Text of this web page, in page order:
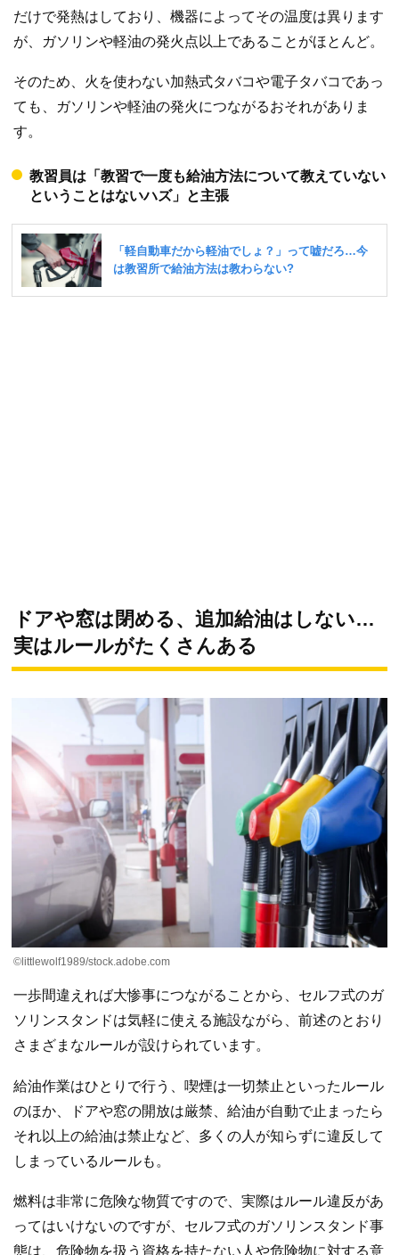
だけで発熱はしており、機器によってその温度は異ります
が、ガソリンや軽油の発火点以上であることがほとんど。
そのため、火を使わない加熱式タバコや電子タバコであっ
ても、ガソリンや軽油の発火につながるおそれがありま
す。
教習員は「教習で一度も給油方法について教えていない
ということはないハズ」と主張
ドアや窓は閉める、追加給油はしない…
実はルールがたくさんある
©littlewolf1989/stock.adobe.com
一歩間違えれば大惨事につながることから、セルフ式のガ
ソリンスタンドは気軽に使える施設ながら、前述のとおり
さまざまなルールが設けられています。
給油作業はひとりで行う、喫煙は一切禁止といったルール
のほか、ドアや窓の開放は厳禁、給油が自動で止まったら
それ以上の給油は禁止など、多くの人が知らずに違反して
しまっているルールも。
燃料は非常に危険な物質ですので、実際はルール違反があ
ってはいけないのですが、セルフ式のガソリンスタンド事
態は、危険物を扱う資格を持たない人や危険物に対する意